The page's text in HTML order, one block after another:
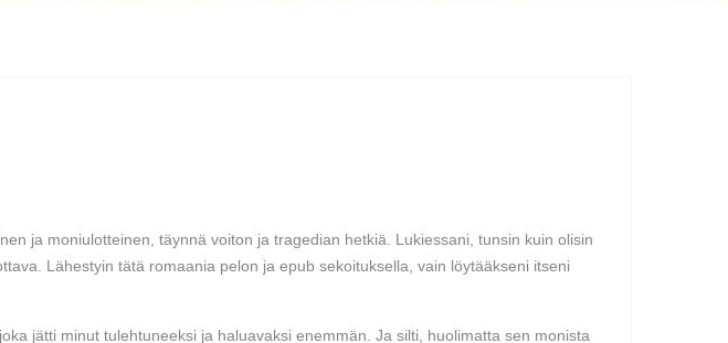
ja moniulotteinen, täynnä voiton ja tragedian hetkiä. Lukiessani, tunsin kuin olisin
Lähestyin tätä romaania pelon ja epub sekoituksella, vain löytääkseni itseni
jätti minut tulehtuneeksi ja haluavaksi enemmän. Ja silti, huolimatta sen monista